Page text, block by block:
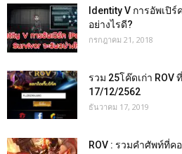
Identity V การอัพเปิ
อย่างไรดี?
กรกฎาคม 21, 2018
รวม 25โค๊ดเก่า ROV
17/12/2562
ธันวาคม 17, 2019
ROV : รวมคำศัพท์ที่คอ